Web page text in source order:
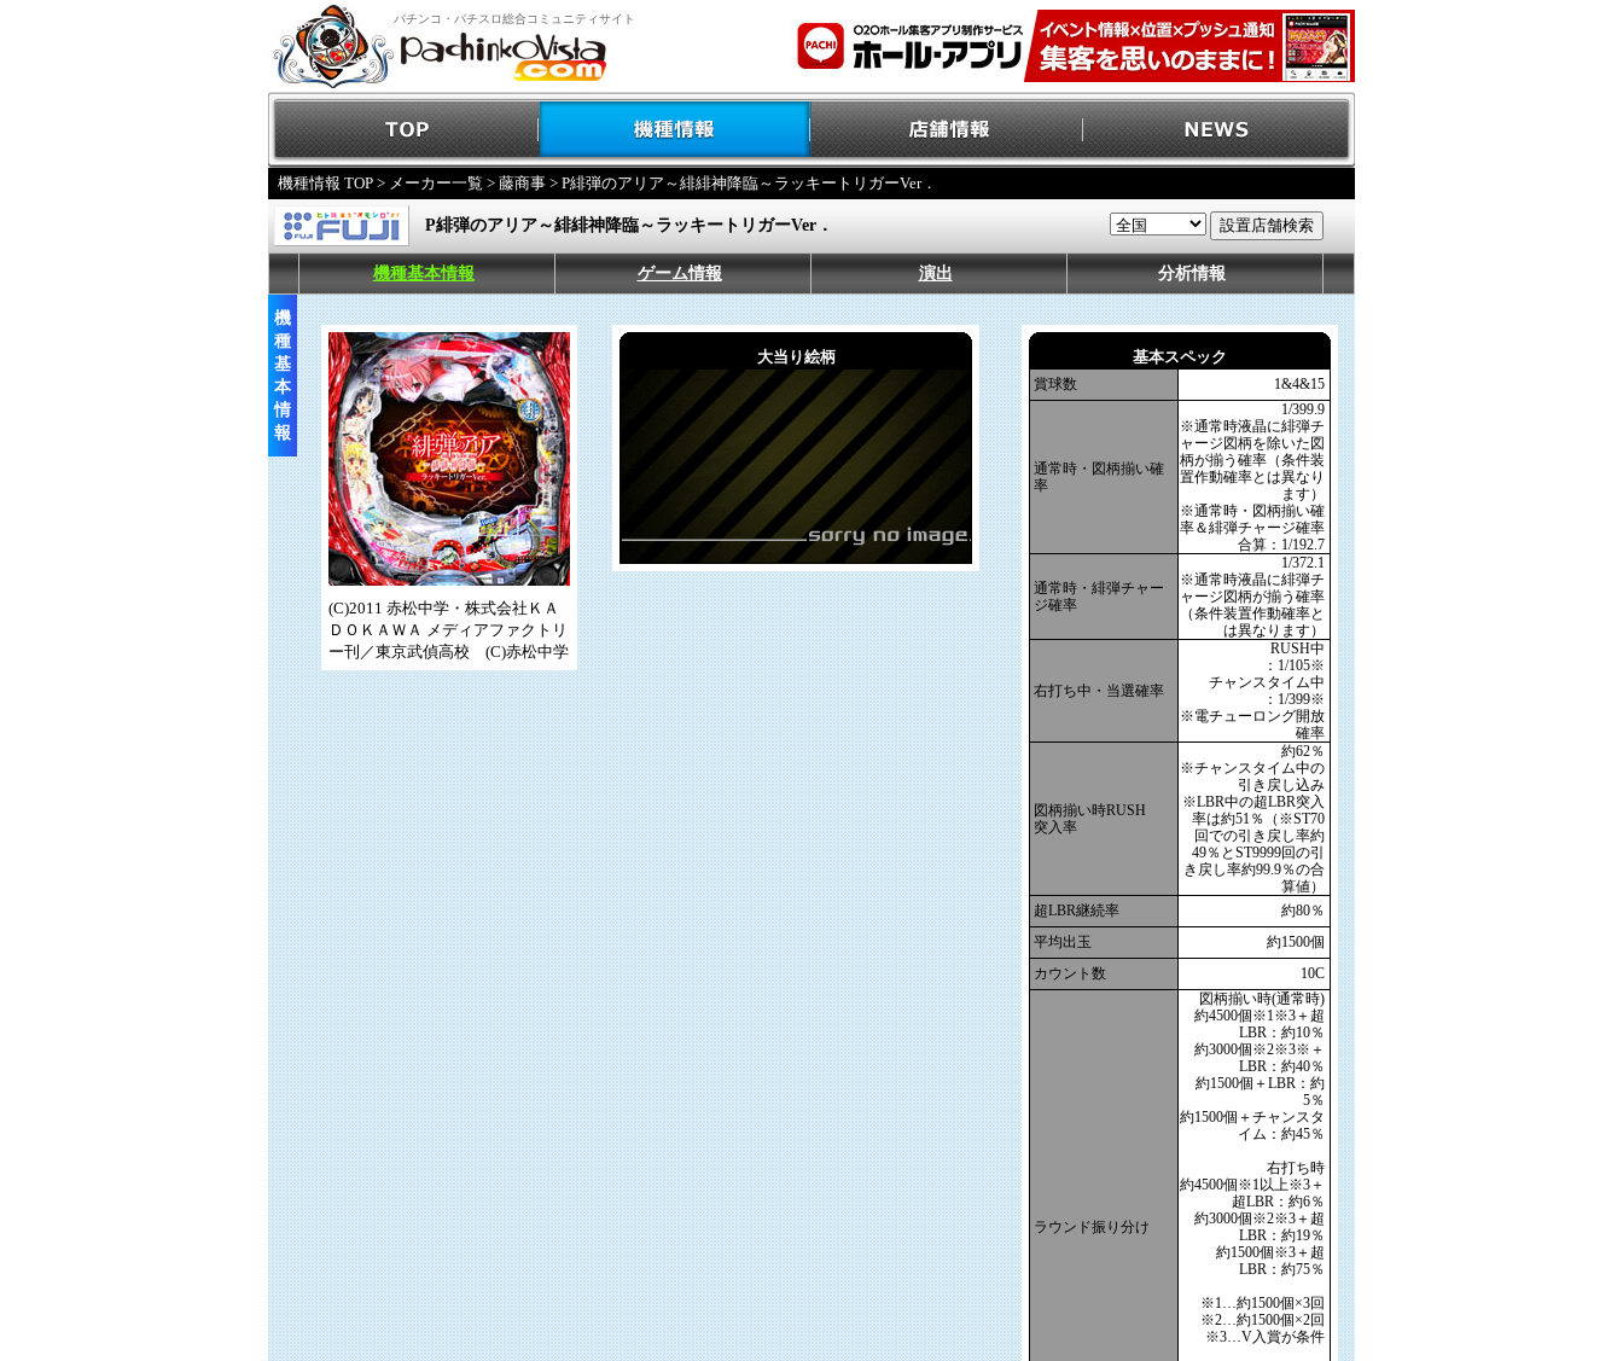
パチンコ・パチスロ総合コミュニティサイト
機種情報 TOP > メーカー一覧 > 藤商事 > P緋弾のアリア～緋緋神降臨～ラッキートリガーVer．
P緋弾のアリア～緋緋神降臨～ラッキートリガーVer．
機種基本情報 ゲーム情報 演出 分析情報
機
種
基
本
情
報
(C)2011 赤松中学・株式会社ＫＡ
ＤＯＫＡＷＡ メディアファクトリ
ー刊／東京武偵高校 (C)赤松中学
大当り絵柄 基本スペック
賞球数 1&4&15
通常時・図柄揃い確
率
1/399.9
※通常時液晶に緋弾チ
ャージ図柄を除いた図
柄が揃う確率（条件装
置作動確率とは異なり
ます）
※通常時・図柄揃い確
率＆緋弾チャージ確率
合算：1/192.7
通常時・緋弾チャー
ジ確率
1/372.1
※通常時液晶に緋弾チ
ャージ図柄が揃う確率
（条件装置作動確率と
は異なります）
右打ち中・当選確率
RUSH中
：1/105※
チャンスタイム中
：1/399※
※電チューロング開放
確率
図柄揃い時RUSH
突入率
約62％
※チャンスタイム中の
引き戻し込み
※LBR中の超LBR突入
率は約51％（※ST70
回での引き戻し率約
49％とST9999回の引
き戻し率約99.9％の合
算値）
超LBR継続率
約80％
平均出玉
約1500個
カウント数
10C
ラウンド振り分け
図柄揃い時(通常時)
約4500個※1※3＋超
LBR：約10％
約3000個※2※3※＋
LBR：約40％
約1500個＋LBR：約
5％
約1500個＋チャンスタ
イム：約45％
右打ち時
約4500個※1以上※3＋
超LBR：約6％
約3000個※2※3＋超
LBR：約19％
約1500個※3＋超
LBR：約75％
※1…約1500個×3回
※2…約1500個×2回
※3…V入賞が条件